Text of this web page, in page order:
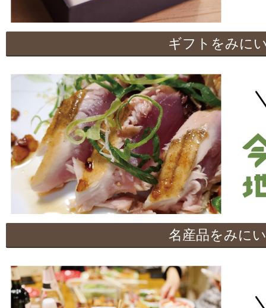
ギフトをみに
名産品をみに